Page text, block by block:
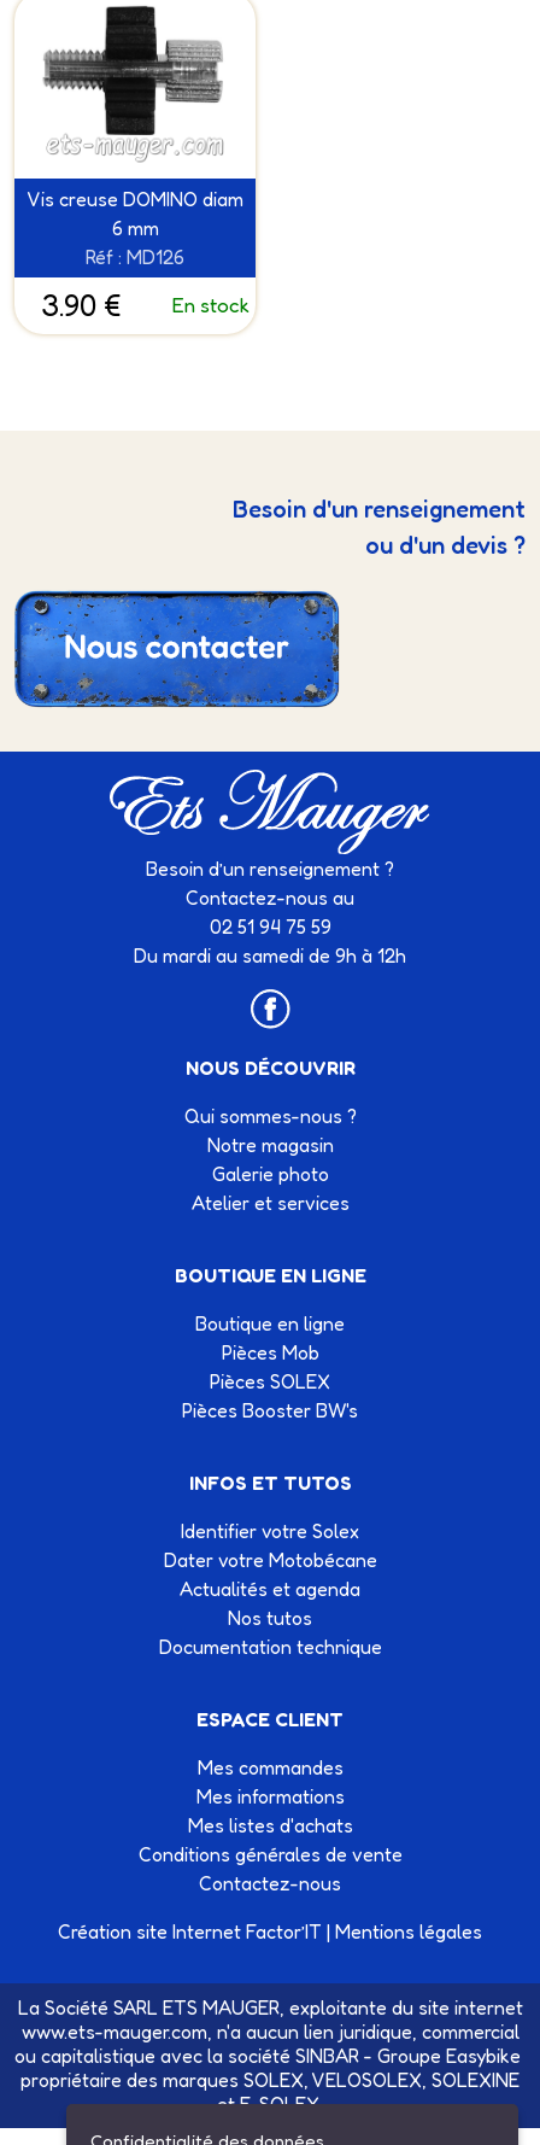
Vis creuse DOMINO diam
6 mm
Réf : MD126
3.90 € En stock
Besoin d'un renseignement
ou d'un devis ?
Besoin d’un renseignement ?
Contactez-nous au
02 51 94 75 59
Du mardi au samedi de 9h à 12h
NOUS DÉCOUVRIR
Qui sommes-nous ?
Notre magasin
Galerie photo
Atelier et services
BOUTIQUE EN LIGNE
Boutique en ligne
Pièces Mob
Pièces SOLEX
Pièces Booster BW's
INFOS ET TUTOS
Identifier votre Solex
Dater votre Motobécane
Actualités et agenda
Nos tutos
Documentation technique
ESPACE CLIENT
Mes commandes
Mes informations
Mes listes d'achats
Conditions générales de vente
Contactez-nous
Création site Internet Factor’IT | Mentions légales
La Société SARL ETS MAUGER, exploitante du site internet
www.ets-mauger.com, n'a aucun lien juridique, commercial
ou capitalistique avec la société SINBAR - Groupe Easybike
propriétaire des marques SOLEX, VELOSOLEX, SOLEXINE
et E-SOLEX.